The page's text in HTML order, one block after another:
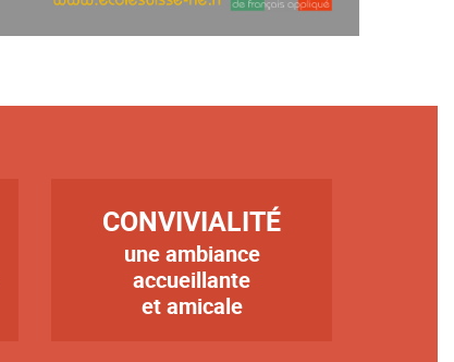
TITRECONVIVIALITÉ
une ambiance
accueillante
et amicale